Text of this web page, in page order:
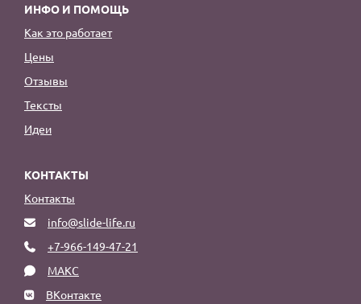
ИНФО И ПОМОЩЬ
Как это работает
Цены
Отзывы
Тексты
Идеи
КОНТАКТЫ
Контакты
info@slide-life.ru
+7-966-149-47-21
МАКС
ВКонтакте